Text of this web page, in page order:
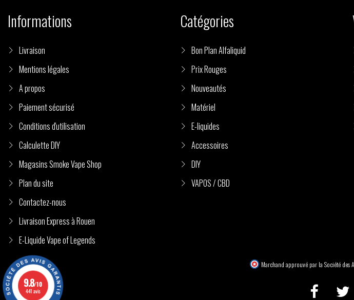
Informations
Livraison
Mentions légales
A propos
Paiement sécurisé
Conditions d'utilisation
Calculette DIY
Magasins Smoke Vape Shop
Plan du site
Contactez-nous
Livraison Express à Rouen
E-Liquide Vape of Legends
Catégories
Bon Plan Alfaliquid
Prix Rouges
Nouveautés
Matériel
E-liquides
Accessoires
DIY
VAPOS / CBD
Marchand approuvé par la Société des
9.8/10
441 avis